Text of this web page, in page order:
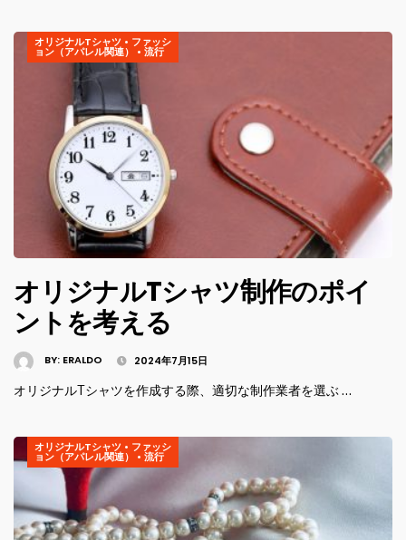
オリジナルTシャツ • ファッシ
ョン（アパレル関連） • 流行
オリジナルTシャツ制作のポイ
ントを考える
BY: ERALDO 2024年7月15日
オリジナルTシャツを作成する際、適切な制作業者を選ぶ …
オリジナルTシャツ • ファッシ
ョン（アパレル関連） • 流行